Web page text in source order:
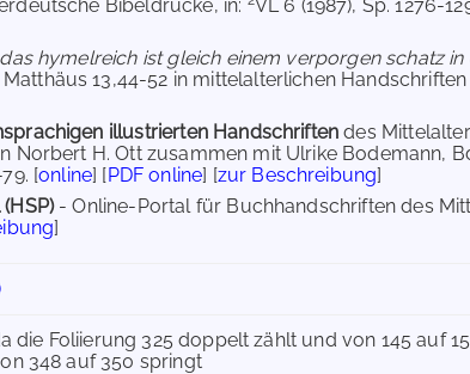
Bibeldrucke, in: VL 6 (1987), Sp. 1276-
das hymelreich ist gleich einem verporgen schatz in
13,44-52 in mittelalterlichen Handschriften
illustrierten Handschriften des
Norbert H. Ott zusammen mit Ulrike Bodemann,
[online] [PDF online] [zur Beschreibung]
- Online-Portal für Buchhandschriften des
]
die Foliierung 325 doppelt zählt und von 145 auf
348 auf 350 springt